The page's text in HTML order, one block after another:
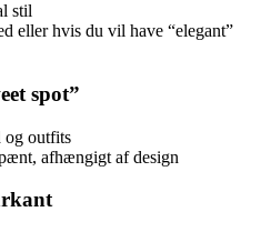
stil
eller hvis du vil have “elegant”
spot”
og outfits
afhængigt af design